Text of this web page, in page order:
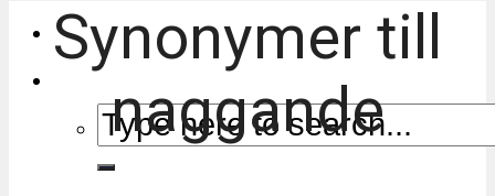
Korsordstips
Synonymer till
naggande